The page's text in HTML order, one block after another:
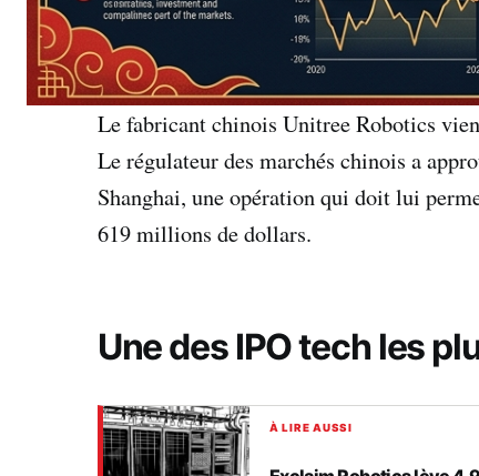
Le fabricant chinois Unitree Robotics
Le régulateur des marchés chinois a
Shanghai, une opération qui doit lui
619 millions de dollars.
Une des IPO tech les
À LIRE AUSSI